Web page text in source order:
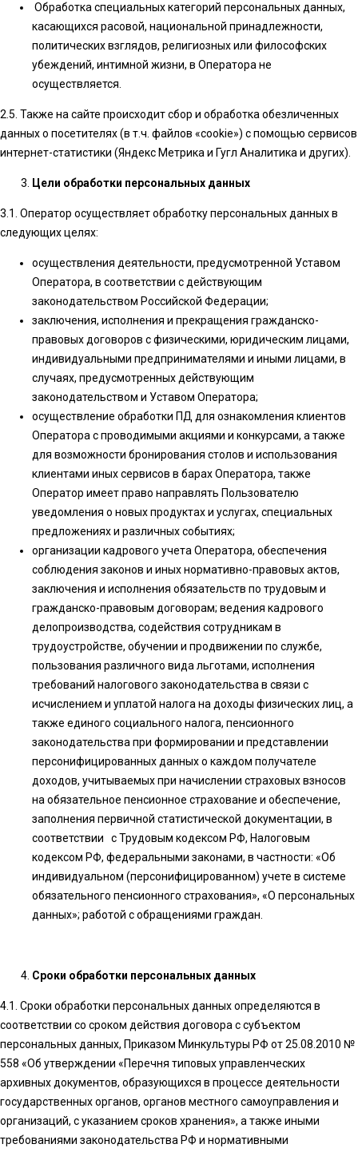
Обработка специальных категорий персональных данных,
касающихся расовой, национальной принадлежности,
политических взглядов, религиозных или философских
убеждений, интимной жизни, в Оператора не
осуществляется.
2.5. Также на сайте происходит сбор и обработка обезличенных
данных о посетителях (в т.ч. файлов «cookie») с помощью сервисов
интернет-статистики (Яндекс Метрика и Гугл Аналитика и других).
Цели обработки персональных данных
3.1. Оператор осуществляет обработку персональных данных в
следующих целях:
осуществления деятельности, предусмотренной Уставом
Оператора, в соответствии с действующим
законодательством Российской Федерации;
заключения, исполнения и прекращения гражданско-
правовых договоров с физическими, юридическим лицами,
индивидуальными предпринимателями и иными лицами, в
случаях, предусмотренных действующим
законодательством и Уставом Оператора;
осуществление обработки ПД для ознакомления клиентов
Оператора с проводимыми акциями и конкурсами, а также
для возможности бронирования столов и использования
клиентами иных сервисов в барах Оператора, также
Оператор имеет право направлять Пользователю
уведомления о новых продуктах и услугах, специальных
предложениях и различных событиях;
организации кадрового учета Оператора, обеспечения
соблюдения законов и иных нормативно-правовых актов,
заключения и исполнения обязательств по трудовым и
гражданско-правовым договорам; ведения кадрового
делопроизводства, содействия сотрудникам в
трудоустройстве, обучении и продвижении по службе,
пользования различного вида льготами, исполнения
требований налогового законодательства в связи с
исчислением и уплатой налога на доходы физических лиц, а
также единого социального налога, пенсионного
законодательства при формировании и представлении
персонифицированных данных о каждом получателе
доходов, учитываемых при начислении страховых взносов
на обязательное пенсионное страхование и обеспечение,
заполнения первичной статистической документации, в
соответствии с Трудовым кодексом РФ, Налоговым
кодексом РФ, федеральными законами, в частности: «Об
индивидуальном (персонифицированном) учете в системе
обязательного пенсионного страхования», «О персональных
данных»; работой с обращениями граждан.
Сроки обработки персональных данных
4.1. Сроки обработки персональных данных определяются в
соответствии со сроком действия договора с субъектом
персональных данных, Приказом Минкультуры РФ от 25.08.2010 №
558 «Об утверждении «Перечня типовых управленческих
архивных документов, образующихся в процессе деятельности
государственных органов, органов местного самоуправления и
организаций, с указанием сроков хранения», а также иными
требованиями законодательства РФ и нормативными